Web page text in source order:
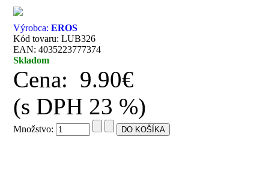
Výrobca:EROS
Kód tovaru: LUB326
EAN: 4035223777374
Skladom
Cena: 9.90€
(s DPH 23 %)
Množstvo: